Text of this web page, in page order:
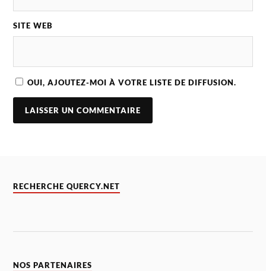
SITE WEB
OUI, AJOUTEZ-MOI À VOTRE LISTE DE DIFFUSION.
RECHERCHE QUERCY.NET
NOS PARTENAIRES